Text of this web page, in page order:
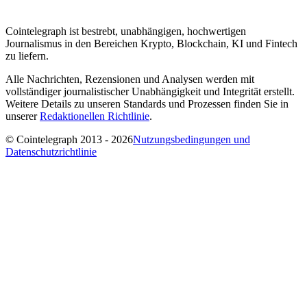
Cointelegraph ist bestrebt, unabhängigen, hochwertigen
Journalismus in den Bereichen Krypto, Blockchain, KI und Fintech
zu liefern.
Alle Nachrichten, Rezensionen und Analysen werden mit
vollständiger journalistischer Unabhängigkeit und Integrität erstellt.
Weitere Details zu unseren Standards und Prozessen finden Sie in
unsererRedaktionellen Richtlinie.
© Cointelegraph 2013 - 2026Nutzungsbedingungen und
Datenschutzrichtlinie